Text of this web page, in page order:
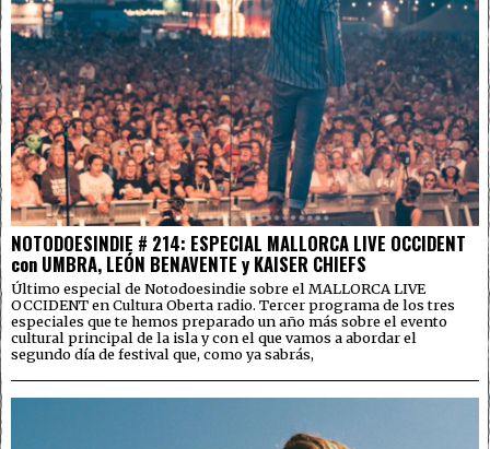
NOTODOESINDIE # 214: ESPECIAL MALLORCA LIVE OCCIDENT
con UMBRA, LEÓN BENAVENTE y KAISER CHIEFS
Último especial de Notodoesindie sobre el MALLORCA LIVE
OCCIDENT en Cultura Oberta radio. Tercer programa de los tres
especiales que te hemos preparado un año más sobre el evento
cultural principal de la isla y con el que vamos a abordar el
segundo día de festival que, como ya sabrás,